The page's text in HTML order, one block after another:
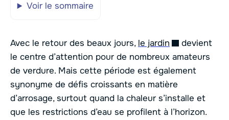
Voir le sommaire
Avec le retour des beaux jours, le jardin
devient
le centre d’attention pour de nombreux amateurs
de verdure. Mais cette période est également
synonyme de défis croissants en matière
d’arrosage, surtout quand la chaleur s’installe et
que les restrictions d’eau se profilent à l’horizon.